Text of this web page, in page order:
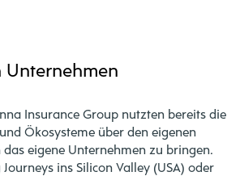
Unternehmen
Insurance Group nutzten bereits die
Ökosysteme über den eigenen
eigene Unternehmen zu bringen.
ins Silicon Valley (USA) oder